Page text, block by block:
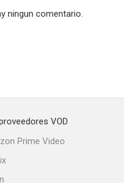
ningun comentario.
VOD
Prime Video